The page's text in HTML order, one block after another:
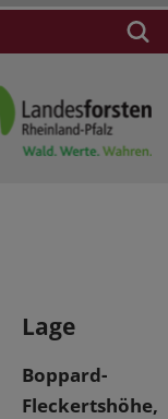
Lage
Boppard-
Fleckertshöhe,